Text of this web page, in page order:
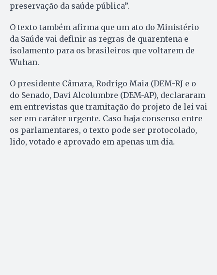
preservação da saúde pública”.
O texto também afirma que um ato do Ministério
da Saúde vai definir as regras de quarentena e
isolamento para os brasileiros que voltarem de
Wuhan.
O presidente Câmara, Rodrigo Maia (DEM-RJ e o
do Senado, Davi Alcolumbre (DEM-AP), declararam
em entrevistas que tramitação do projeto de lei vai
ser em caráter urgente. Caso haja consenso entre
os parlamentares, o texto pode ser protocolado,
lido, votado e aprovado em apenas um dia.